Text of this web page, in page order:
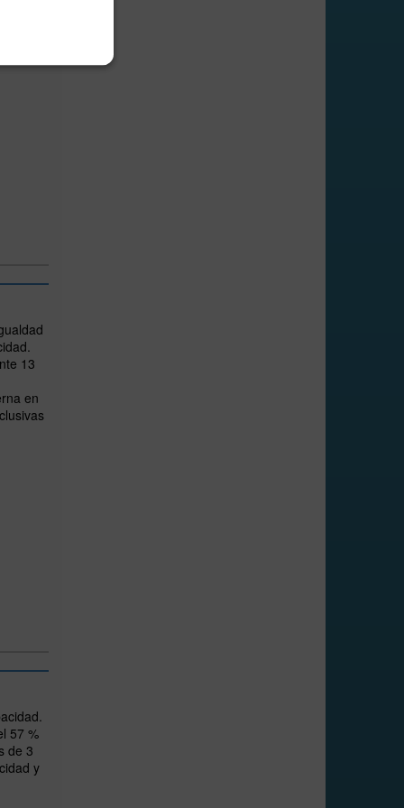
13
en
57 %
de 3
y